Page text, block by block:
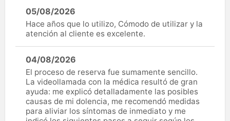
05/08/2026
Hace años que lo utilizo, Cómodo de utilizar y la
atención al cliente es excelente.
04/08/2026
El proceso de reserva fue sumamente sencillo.
La videollamada con la médica resultó de gran
ayuda: me explicó detalladamente las posibles
causas de mi dolencia, me recomendó medidas
para aliviar los síntomas de inmediato y me